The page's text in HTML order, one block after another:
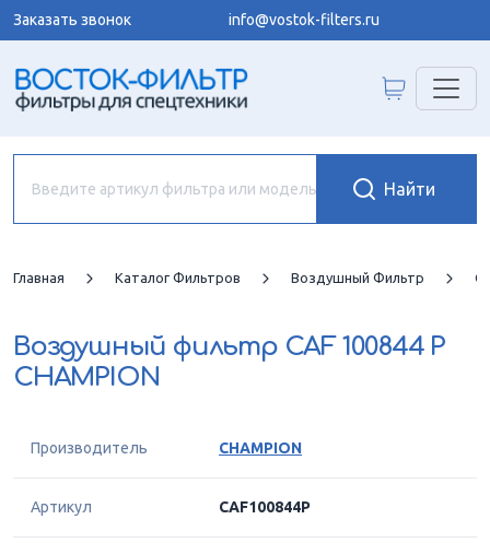
Заказать звонок info@vostok-filters.ru
Главная Каталог Фильтров Воздушный Фильтр
Воздушный фильтр CAF 100844 P
CHAMPION
Производитель CHAMPION
Артикул CAF100844P